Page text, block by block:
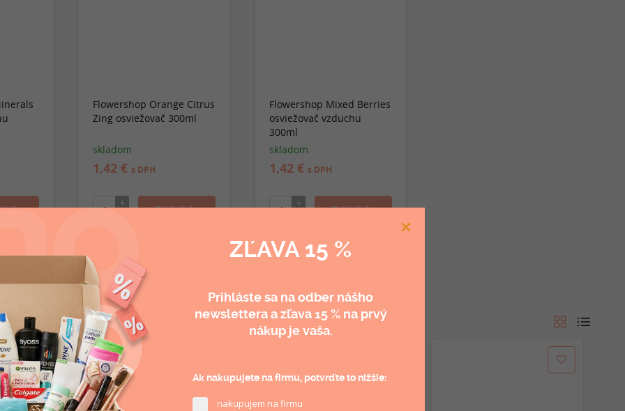
Flowershop Orange Citrus
Zing osviežovač 300ml
skladom
1,42 € s DPH
Flowershop Mixed Berries
osviežovač vzduchu
300ml
skladom
1,42 € s DPH
Odporúčané produkty
ZĽAVA 15 %
Prihláste sa na odber nášho
newslettera azľava 15 %na prvý
nákup je vaša.
Ak nakupujete na firmu, potvrďte to nižšie:
nakupujem na firmu